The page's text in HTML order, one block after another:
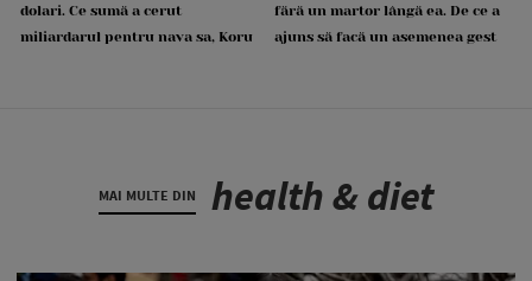
dolari. Ce sumă a cerut
miliardarul pentru nava sa, Koru
fără un martor lângă ea. De ce a
ajuns să facă un asemenea gest
MAI MULTE DIN health & diet